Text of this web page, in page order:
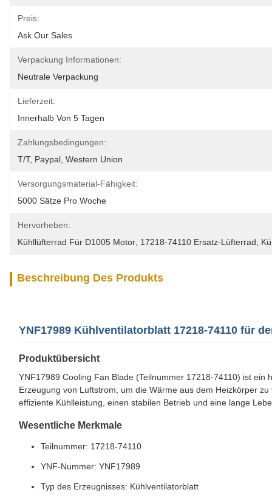
Preis:
Ask Our Sales
Verpackung Informationen:
Neutrale Verpackung
Lieferzeit:
Innerhalb Von 5 Tagen
Zahlungsbedingungen:
T/T, Paypal, Western Union
Versorgungsmaterial-Fähigkeit:
5000 Sätze Pro Woche
Hervorheben:
Kühllüfterrad Für D1005 Motor 17218-74110 Ersatz-Lüfterrad
Beschreibung Des Produkts
YNF17989 Kühlventilatorblatt 17218-74110 für
Produktübersicht
YNF17989 Cooling Fan Blade (Teilnummer 17218-74110) ist
Erzeugung von Luftstrom, um die Wärme aus dem Heizkörper
effiziente Kühlleistung, einen stabilen Betrieb und eine lange
Wesentliche Merkmale
Teilnummer: 17218-74110
YNF-Nummer: YNF17989
Typ des Erzeugnisses: Kühlventilatorblatt